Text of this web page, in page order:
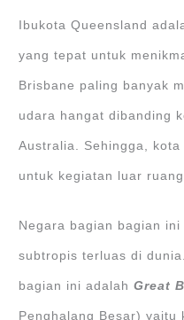
Ibukota Queensland
yang tepat untuk
Brisbane paling banyak
udara hangat dibanding
Australia. Sehingga,
untuk kegiatan luar
Negara bagian bagian
subtropis terluas di
bagian ini adalahGreat
Penghalang Besar) yaitu